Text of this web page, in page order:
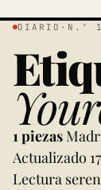
DIARIO · N.º 1
1 piezas
Actualizado
Lectura